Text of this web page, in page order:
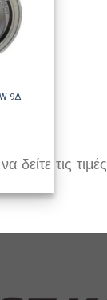
9Δ
δείτε τις τιμές